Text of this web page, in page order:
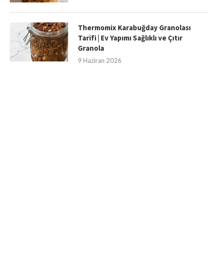
Thermomix Karabuğday Granolası
Tarifi | Ev Yapımı Sağlıklı ve Çıtır
Granola
9 Haziran 2026